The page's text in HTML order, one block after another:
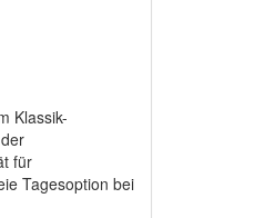
Klassik-
für
Tagesoption bei